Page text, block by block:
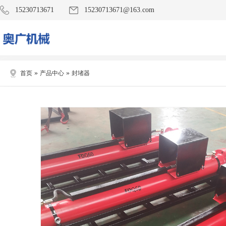
15230713671 15230713671@163.com
首页 » 产品中心 » 封堵器